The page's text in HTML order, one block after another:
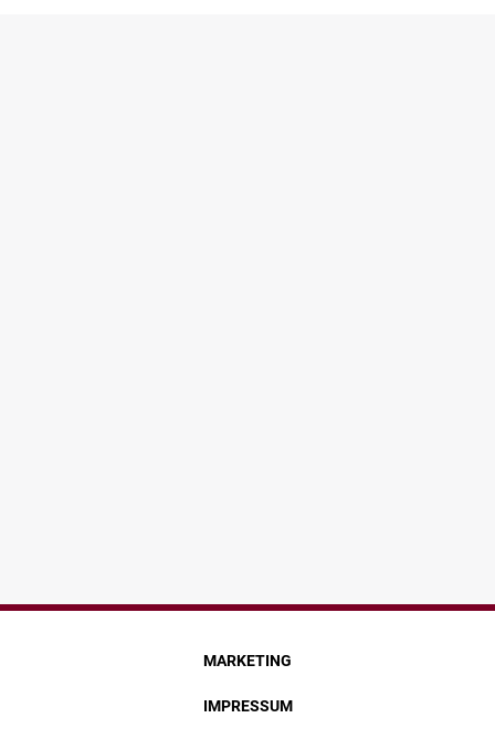
MARKETING
IMPRESSUM